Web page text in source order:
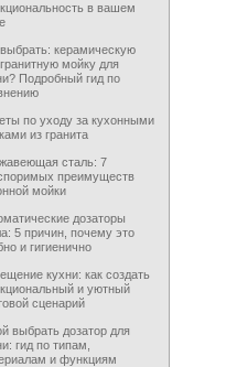
в вашем
керамическую
мойку для
Подробный гид по
по уходу за кухонными
из гранита
сталь: 7
преимуществ
мойки
дозаторы
5 причин, почему это
и гигиенично
кухни: как создать
и уютный
сценарий
выбрать дозатор для
гид по типам,
и функциям